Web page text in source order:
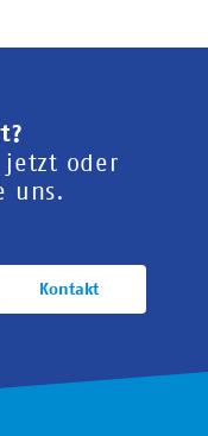
jetzt oder
uns.
Kontakt